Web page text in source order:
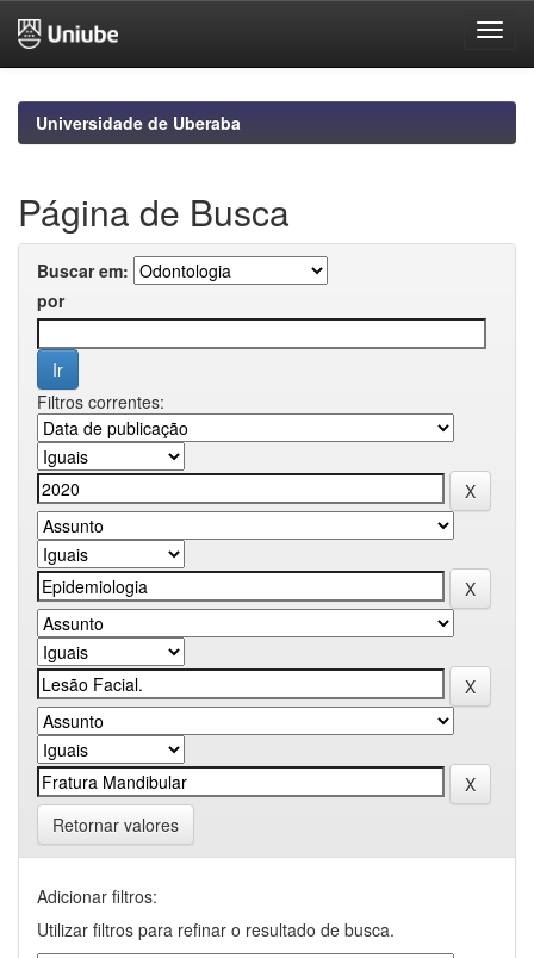
navigationUniversidade de Uberaba
Página de Busca
Buscar em:
por
Filtros correntes:
Retornar valores
Adicionar filtros:
Utilizar filtros para refinar o resultado de busca.